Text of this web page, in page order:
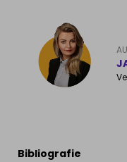
Bibliografie